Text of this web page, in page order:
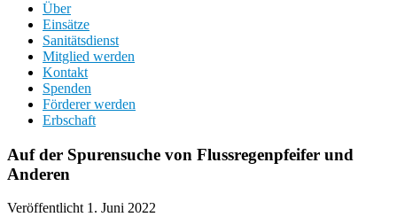
Über
Einsätze
Sanitätsdienst
Mitglied werden
Kontakt
Spenden
Förderer werden
Erbschaft
Auf der Spurensuche von Flussregenpfeifer und
Anderen
Veröffentlicht 1. Juni 2022